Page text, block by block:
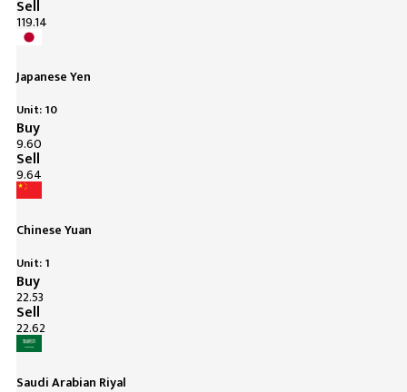
Sell
119.14
Japanese Yen
Unit: 10
Buy
9.60
Sell
9.64
Chinese Yuan
Unit: 1
Buy
22.53
Sell
22.62
Saudi Arabian Riyal